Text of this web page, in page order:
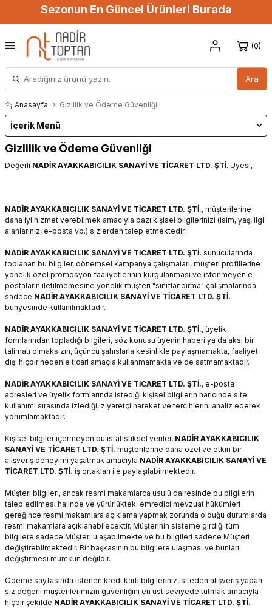
Sezonun En Güncel Ürünleri Burada
Ara
0
Anasayfa Gizlilik ve Ödeme Güvenliği
İçerik Menü
Gizlilik ve Ödeme Güvenliği
Değerli NADİR AYAKKABICILIK SANAYİ VE TİCARET LTD. ŞTİ. Üyesi,
NADİR AYAKKABICILIK SANAYİ VE TİCARET LTD. ŞTİ., müşterilerine
daha iyi hizmet verebilmek amacıyla bazı kişisel bilgilerinizi (isim, yaş, ilgi
alanlarınız, e-posta vb.) sizlerden talep etmektedir.
NADİR AYAKKABICILIK SANAYİ VE TİCARET LTD. ŞTİ. sunucularında
toplanan bu bilgiler, dönemsel kampanya çalışmaları, müşteri profillerine
yönelik özel promosyon faaliyetlerinin kurgulanması ve istenmeyen e-
postaların iletilmemesine yönelik müşteri "sınıflandırma" çalışmalarında
sadece NADİR AYAKKABICILIK SANAYİ VE TİCARET LTD. ŞTİ.
bünyesinde kullanılmaktadır.
NADİR AYAKKABICILIK SANAYİ VE TİCARET LTD. ŞTİ., üyelik
formlarından topladığı bilgileri, söz konusu üyenin haberi ya da aksi bir
talimatı olmaksızın, üçüncü şahıslarla kesinlikle paylaşmamakta, faaliyet
dışı hiçbir nedenle ticari amaçla kullanmamakta ve de satmamaktadır.
NADİR AYAKKABICILIK SANAYİ VE TİCARET LTD. ŞTİ., e-posta
adresleri ve üyelik formlarında istediği kişisel bilgilerin haricinde site
kullanımı sırasında izlediği, ziyaretçi hareket ve tercihlerini analiz ederek
yorumlamaktadır.
Kişisel bilgiler içermeyen bu istatistiksel veriler, NADİR AYAKKABICILIK
SANAYİ VE TİCARET LTD. ŞTİ. müşterilerine daha özel ve etkin bir
alışveriş deneyimi yaşatmak amacıyla NADİR AYAKKABICILIK SANAYİ VE
TİCARET LTD. ŞTİ. iş ortakları ile paylaşılabilmektedir.
Müşteri bilgileri, ancak resmi makamlarca usulü dairesinde bu bilgilerin
talep edilmesi halinde ve yürürlükteki emredici mevzuat hükümleri
gereğince resmi makamlara açıklama yapmak zorunda olduğu durumlarda
resmi makamlara açıklanabilecektir. Müşterinin sisteme girdiği tüm
bilgilere sadece Müşteri ulaşabilmekte ve bu bilgileri sadece Müşteri
değiştirebilmektedir. Bir başkasının bu bilgilere ulaşması ve bunları
değiştirmesi mümkün değildir.
Ödeme sayfasında istenen kredi kartı bilgileriniz, siteden alışveriş yapan
siz değerli müşterilerimizin güvenliğini en üst seviyede tutmak amacıyla
hiçbir şekilde NADİR AYAKKABICILIK SANAYİ VE TİCARET LTD. ŞTİ.